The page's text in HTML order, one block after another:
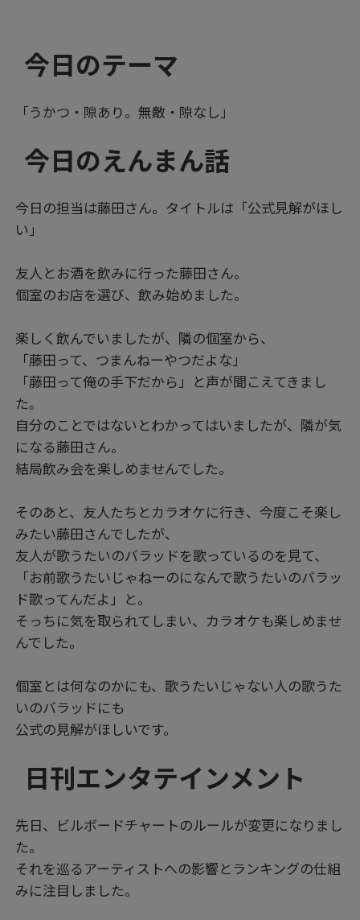
今日のテーマ
「うかつ・隙あり。無敵・隙なし」
今日のえんまん話
今日の担当は藤田さん。タイトルは「公式見解がほし
い」
友人とお酒を飲みに行った藤田さん。
個室のお店を選び、飲み始めました。
楽しく飲んでいましたが、隣の個室から、
「藤田って、つまんねーやつだよな」
「藤田って俺の手下だから」と声が聞こえてきまし
た。
自分のことではないとわかってはいましたが、隣が気
になる藤田さん。
結局飲み会を楽しめませんでした。
そのあと、友人たちとカラオケに行き、今度こそ楽し
みたい藤田さんでしたが、
友人が歌うたいのバラッドを歌っているのを見て、
「お前歌うたいじゃねーのになんで歌うたいのバラッ
ド歌ってんだよ」と。
そっちに気を取られてしまい、カラオケも楽しめませ
んでした。
個室とは何なのかにも、歌うたいじゃない人の歌うた
いのバラッドにも
公式の見解がほしいです。
日刊エンタテインメント
先日、ビルボードチャートのルールが変更になりまし
た。
それを巡るアーティストへの影響とランキングの仕組
みに注目しました。